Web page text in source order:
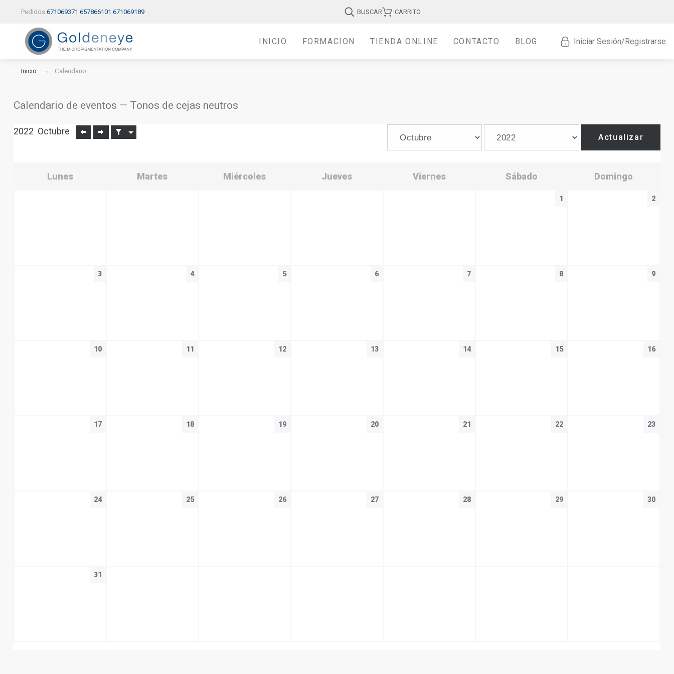
Pedidos 671069371 657866101 671069189 BUSCAR CARRITO
INICIO FORMACIÓN TIENDA ONLINE CONTACTO BLOG Iniciar Sesión/Registrarse
Inicio Calendario
Calendario de eventos — Tonos de cejas neutros
2022 Octubre
Actualizar
Lunes Martes Miércoles Jueves Viernes Sábado Domingo
1 2
3 4 5 6 7 8 9
10 11 12 13 14 15 16
17 18 19 20 21 22 23
24 25 26 27 28 29 30
31